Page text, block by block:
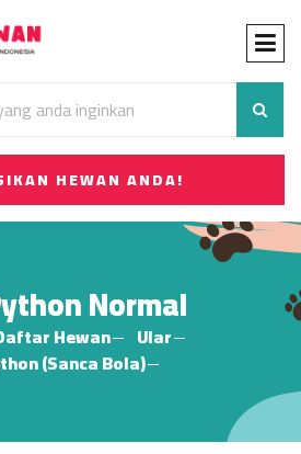
HEWAN ANDA!
Normal
Hewan
Ular
(Sanca Bola)